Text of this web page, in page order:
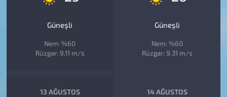
Güneşli
Nem: %60
Rüzgar: 9.11 m/s
Güneşli
Nem: %60
Rüzgar: 9.31 m/s
13 AĞUSTOS 14 AĞUSTOS